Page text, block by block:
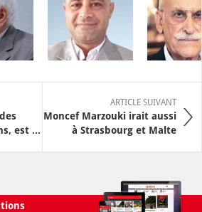
est ...
ARTICLE SUIVANT
Moncef Marzouki irait aussi
à Strasbourg et Malte